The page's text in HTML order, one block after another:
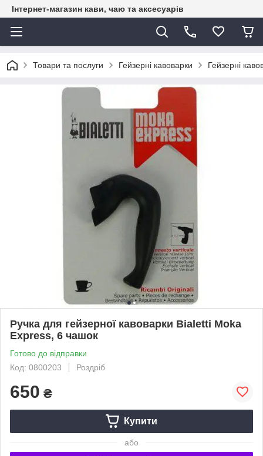
Інтернет-магазин кави, чаю та аксесуарів
Товари та послуги Гейзерні кавоварки Гейзерні
Ручка для гейзерної кавоварки Bialetti Moka
Express, 6 чашок
Готово до відправки
Код: 0800203
Роздріб
650 ₴
Купити
або